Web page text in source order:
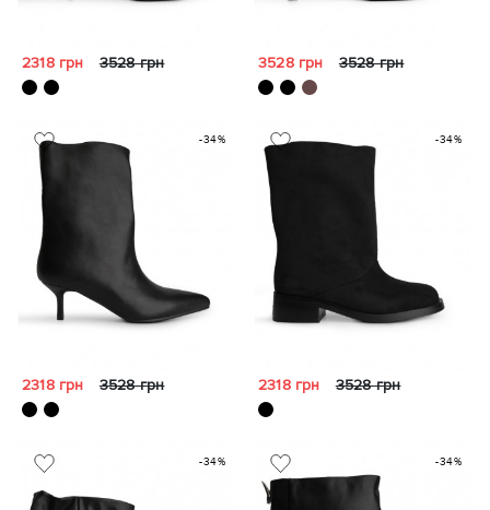
2318 грн 3528 грн 3528 грн 3528 грн
-34%
2318 грн 3528 грн
-34%
2318 грн 3528 грн
-34% -34%